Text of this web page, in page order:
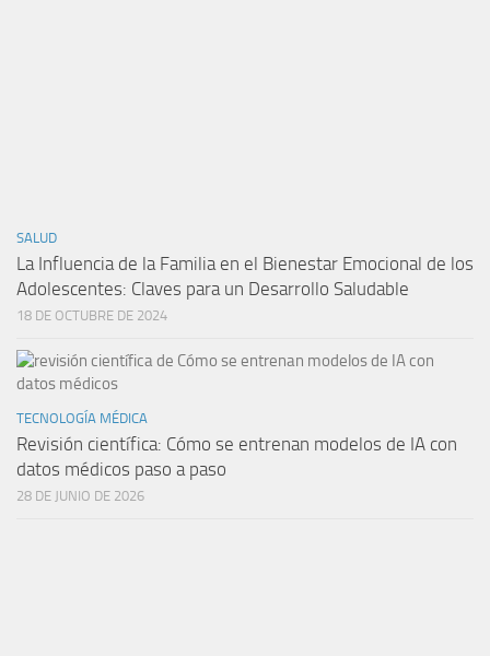
SALUD
La Influencia de la Familia en el Bienestar Emocional de los
Adolescentes: Claves para un Desarrollo Saludable
18 DE OCTUBRE DE 2024
TECNOLOGÍA MÉDICA
Revisión científica: Cómo se entrenan modelos de IA con
datos médicos paso a paso
28 DE JUNIO DE 2026